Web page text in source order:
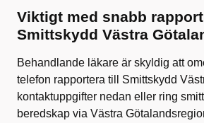
Viktigt med snabb
Smittskydd Västra
Behandlande läkare är skyldig att
telefon rapportera till Smittskydd
kontaktuppgifter nedan eller ring
beredskap via Västra